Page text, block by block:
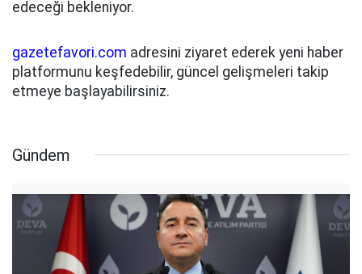
edeceği bekleniyor.
gazetefavori.com adresini ziyaret ederek yeni haber
platformunu keşfedebilir, güncel gelişmeleri takip
etmeye başlayabilirsiniz.
Gündem